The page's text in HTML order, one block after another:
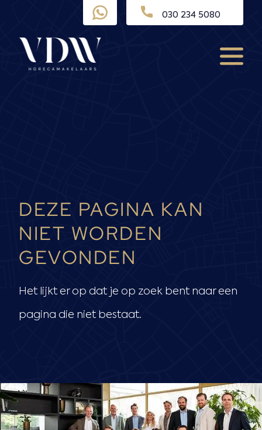
inhoud
030 234 5080
Menu
DEZE PAGINA KAN
NIET WORDEN
GEVONDEN
Het lijkt er op dat je op zoek bent naar een
pagina die niet bestaat.